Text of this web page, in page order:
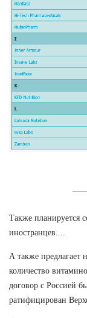
Также планируется
иностранцев....
А также
количество
договор с Россией
ратифицирован